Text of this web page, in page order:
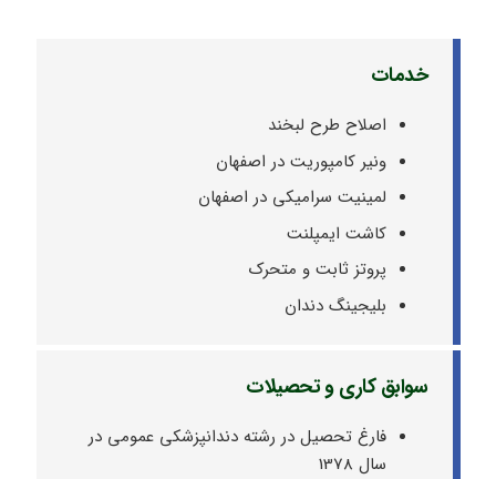
خدمات
اصلاح طرح لبخند
ونیر کامپوریت در اصفهان
لمینیت سرامیکی در اصفهان
کاشت ایمپلنت
پروتز ثابت و متحرک
بلیجینگ دندان
سوابق کاری و تحصیلات
فارغ تحصیل در رشته دندانپزشکی عمومی در
سال 1378